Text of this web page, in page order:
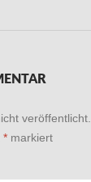
veröffentlicht.
* markiert